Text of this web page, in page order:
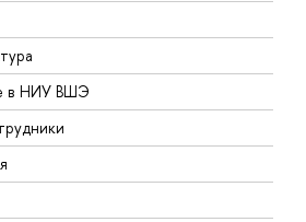
в НИУ ВШЭ